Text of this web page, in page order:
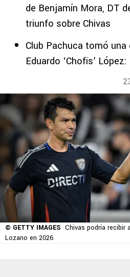
de Benjamín Mora, DT
triunfo sobre Chivas
Club Pachuca tomó
Eduardo ‘Chofis’
© GETTY IMAGES Chivas podría recibir
Lozano en 2026